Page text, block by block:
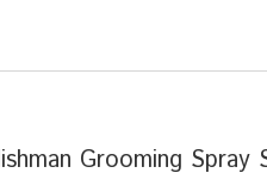
Grooming